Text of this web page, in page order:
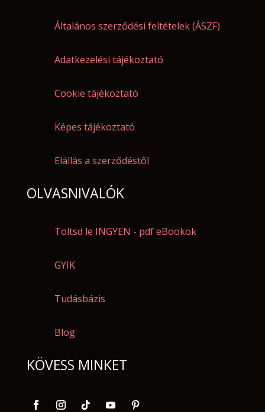
Általános szerződési feltételek (ÁSZF)
Adatkezelési tájékoztató
Cookie tájékoztató
Képes tájékoztató
Elállás a szerződéstől
OLVASNIVALÓK
Töltsd le INGYEN - pdf eBookok
GYIK
Tudásbázis
Blog
KÖVESS MINKET